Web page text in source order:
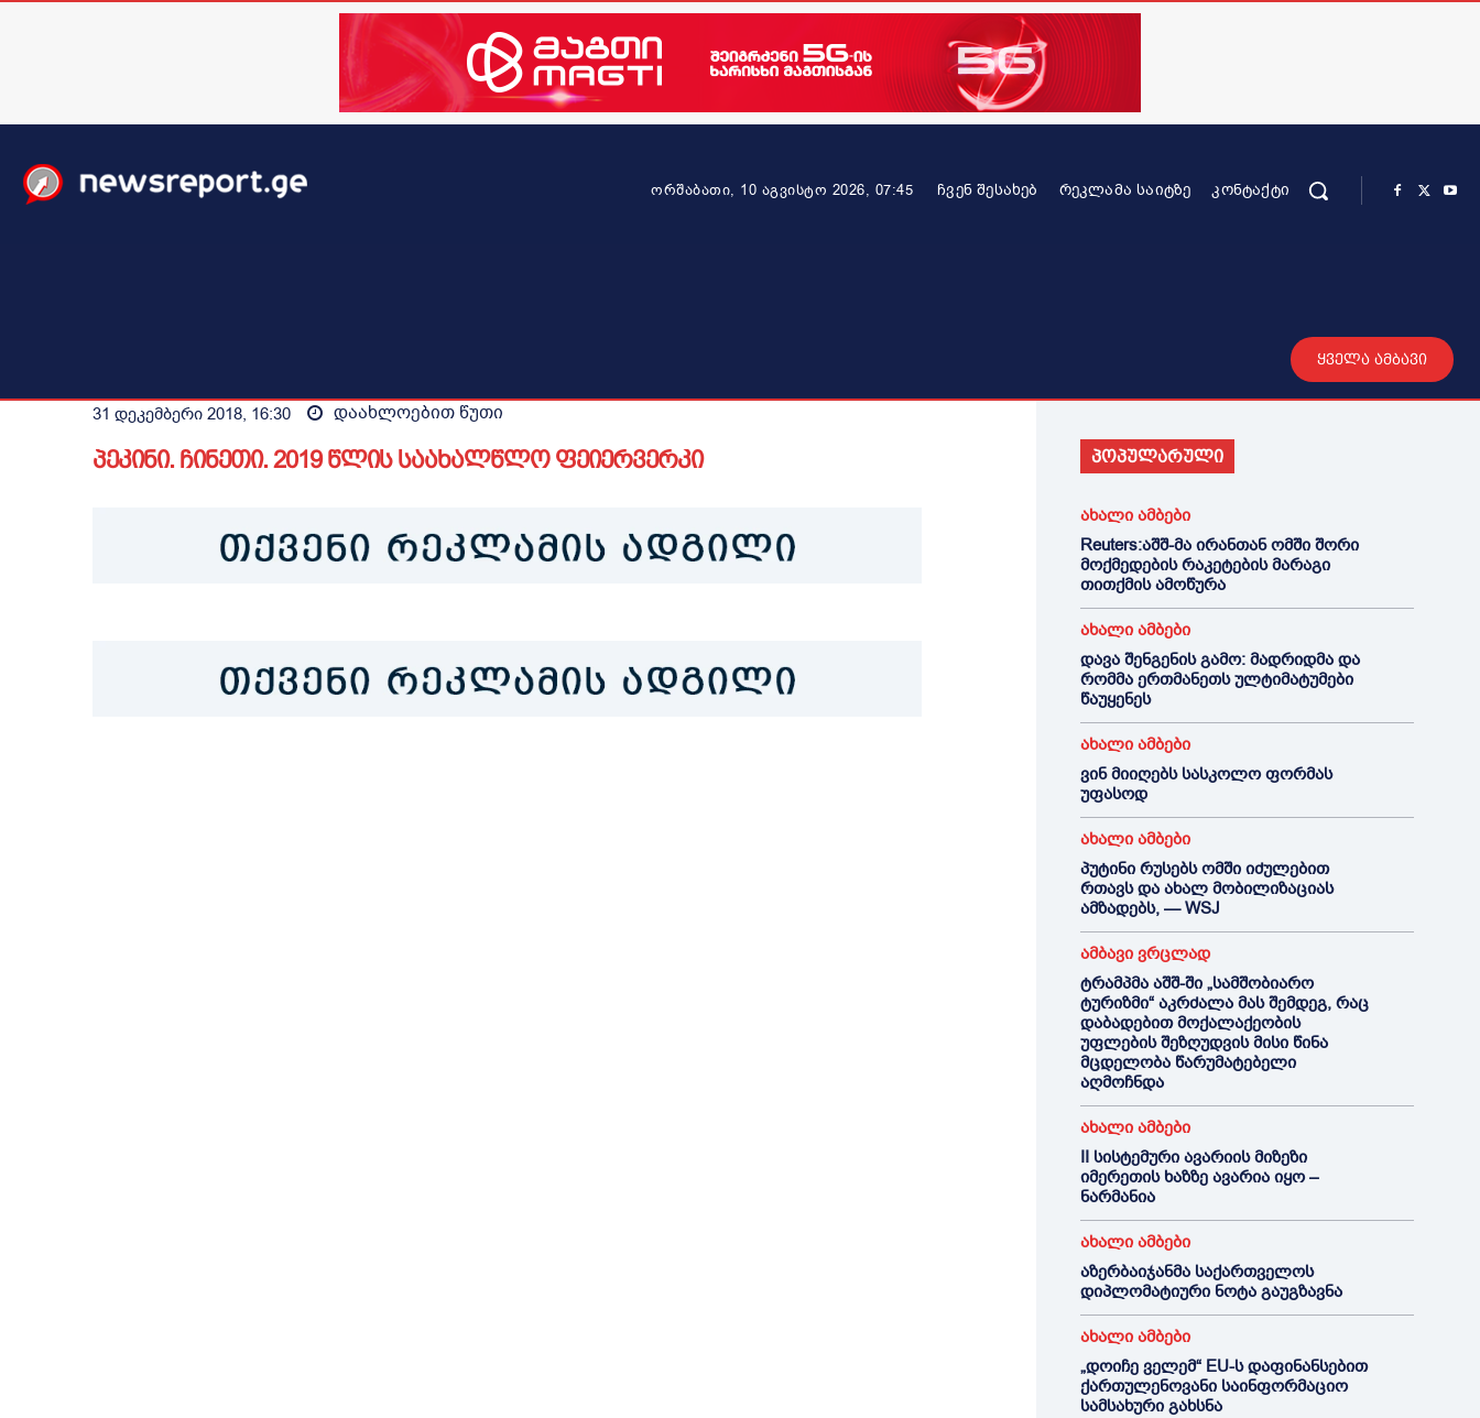
ორშაბათი, 10 აგვისტო 2026, 07:45 ᲩᲕᲔᲜ ᲨᲔᲡᲐᲮᲔᲑ ᲠᲔᲙᲚᲐᲛᲐ ᲡᲐᲘᲢᲖᲔ ᲙᲝᲜᲢᲐᲥᲢᲘ
ყველა ამბავი
31 დეკემბერი 2018, 16:30 დაახლოებით წუთი
პეკინი. ჩინეთი. 2019 წლის საახალწლო ფეიერვერკი პოპულარული
ახალი ამბები
Reuters:აშშ-მა ირანთან ომში შორი
მოქმედების რაკეტების მარაგი
თითქმის ამოწურა
ახალი ამბები
დავა შენგენის გამო: მადრიდმა და
რომმა ერთმანეთს ულტიმატუმები
წაუყენეს
ახალი ამბები
ვინ მიიღებს სასკოლო ფორმას
უფასოდ
ახალი ამბები
პუტინი რუსებს ომში იძულებით
რთავს და ახალ მობილიზაციას
ამზადებს, — WSJ
ამბავი ვრცლად
ტრამპმა აშშ-ში „სამშობიარო
ტურიზმი“ აკრძალა მას შემდეგ, რაც
დაბადებით მოქალაქეობის
უფლების შეზღუდვის მისი წინა
მცდელობა წარუმატებელი
აღმოჩნდა
ახალი ამბები
II სისტემური ავარიის მიზეზი
იმერეთის ხაზზე ავარია იყო –
ნარმანია
ახალი ამბები
აზერბაიჯანმა საქართველოს
დიპლომატიური ნოტა გაუგზავნა
ახალი ამბები
„დოიჩე ველემ“ EU-ს დაფინანსებით
ქართულენოვანი საინფორმაციო
სამსახური გახსნა